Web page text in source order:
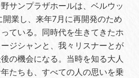
サンプラザホールは、ベルウッ
開業し、来年7月に再開発のため
ている。同時代を生きてきたホ
ジシャンと、我々リスナーとが
の機会になる。当時を知る大人
たちも、すべての人の思いを乗